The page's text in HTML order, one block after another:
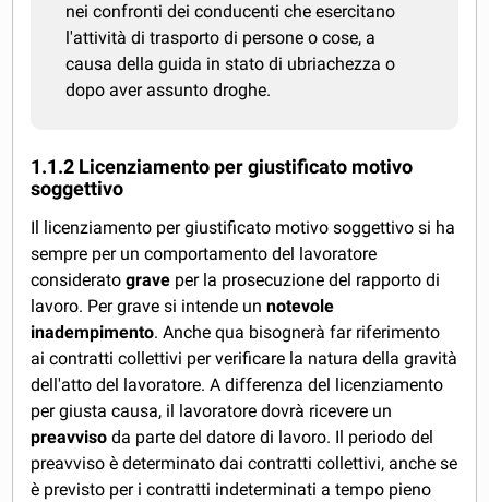
nei confronti dei conducenti che esercitano
l'attività di trasporto di persone o cose, a
causa della guida in stato di ubriachezza o
dopo aver assunto droghe.
1.1.2 Licenziamento per giustificato motivo
soggettivo
Il licenziamento per giustificato motivo soggettivo si ha
sempre per un comportamento del lavoratore
consideratograve per la prosecuzione del rapporto di
lavoro. Per grave si intende unnotevole
inadempimento. Anche qua bisognerà far riferimento
ai contratti collettivi per verificare la natura della gravità
dell'atto del lavoratore. A differenza del licenziamento
per giusta causa, il lavoratore dovrà ricevere un
preavviso da parte del datore di lavoro. Il periodo del
preavviso è determinato dai contratti collettivi, anche se
è previsto per i contratti indeterminati a tempo pieno